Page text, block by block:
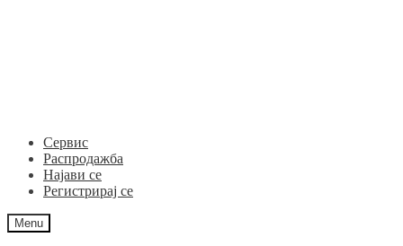
Сервис
Распродажба
Најави се
Регистрирај се
Menu